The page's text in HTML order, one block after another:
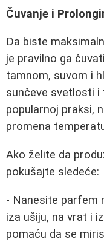
Čuvanje i
Da biste
je pravilno ga
tamnom, suvom i
sunčeve svetlosti i
popularnoj praksi,
promena
Ako želite da
pokušajte sledeće:
- Nanesite parfem
iza ušiju, na vrat i
pomaću da se